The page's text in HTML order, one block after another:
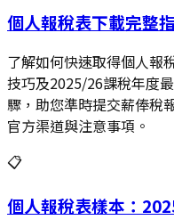
個人報稅表下載完整
了解如何快速取得個人報
技巧及2025/26課稅年度
驟，助您準時提交薪俸稅
官方渠道與注意事項。
📋
個人報稅表樣本：